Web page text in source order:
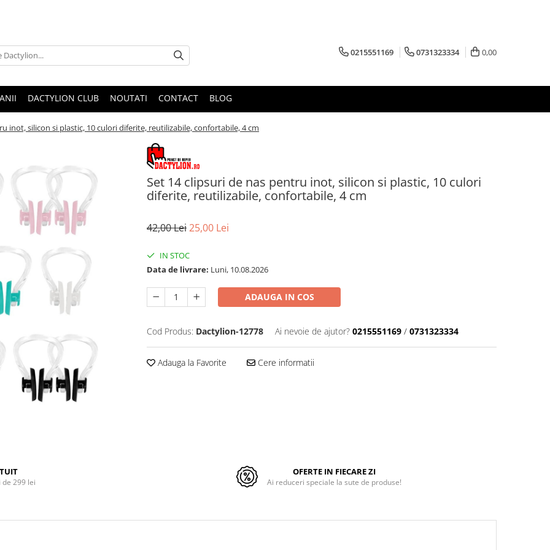
0215551169 0731323334 0,00
DACTYLION CLUB NOUTATI CONTACT BLOG
inot, silicon si plastic, 10 culori diferite, reutilizabile, confortabile, 4 cm
Set 14 clipsuri de nas pentru inot, silicon si plastic, 10 culori
diferite, reutilizabile, confortabile, 4 cm
42,00 Lei25,00 Lei
IN STOC
Data de livrare: Luni, 10.08.2026
ADAUGA IN COS
Cod Produs: Dactylion-12778 Ai nevoie de ajutor? 0215551169 / 0731323334
Adauga la Favorite Cere informatii
299 lei
OFERTE IN FIECARE ZI
Ai reduceri speciale la sute de produse!